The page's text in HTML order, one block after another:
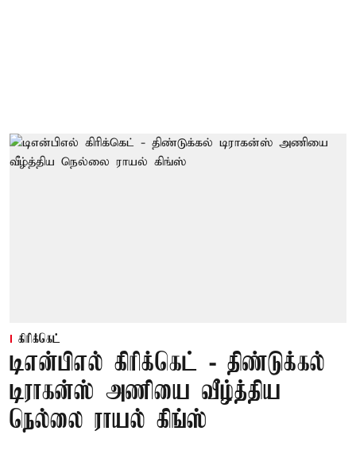
கிரிக்கெட்
டிஎன்பிஎல் கிரிக்கெட் - திண்டுக்கல்
டிராகன்ஸ் அணியை வீழ்த்திய
நெல்லை ராயல் கிங்ஸ்